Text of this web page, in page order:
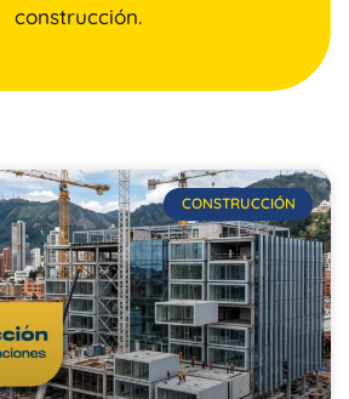
construcción.
CONSTRUCCIÓN